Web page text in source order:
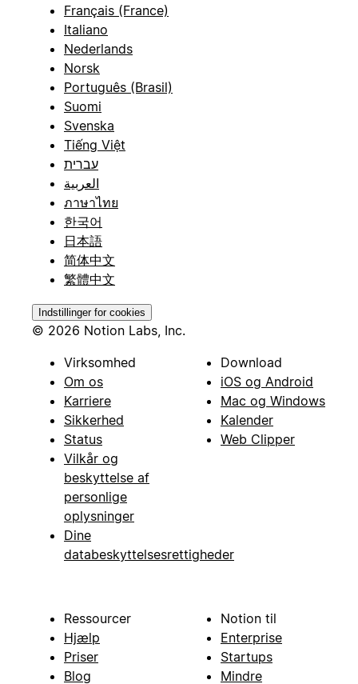
Français (France)
Italiano
Nederlands
Norsk
Português (Brasil)
Suomi
Svenska
Tiếng Việt
עברית
العربية
ภาษาไทย
한국어
日本語
简体中文
繁體中文
Indstillinger for cookies
© 2026 Notion Labs, Inc.
Virksomhed
Om os
Karriere
Sikkerhed
Status
Vilkår og
beskyttelse af
personlige
oplysninger
Dine
databeskyttelsesrettigheder
Download
iOS og Android
Mac og Windows
Kalender
Web Clipper
Ressourcer
Hjælp
Priser
Blog
Notion til
Enterprise
Startups
Mindre